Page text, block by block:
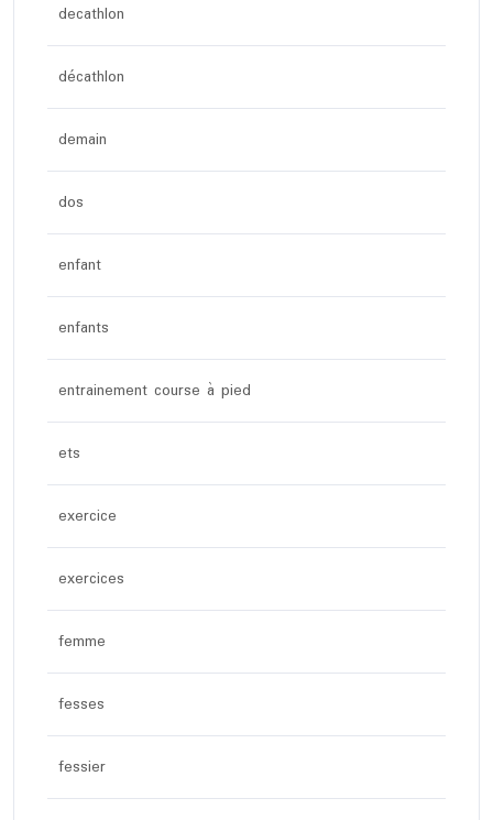
decathlon
décathlon
demain
dos
enfant
enfants
entrainement course à pied
ets
exercice
exercices
femme
fesses
fessier